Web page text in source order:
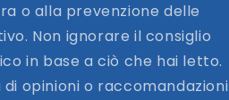
o alla prevenzione delle
Non ignorare il consiglio
in base a ciò che hai letto.
opinioni o raccomandazioni